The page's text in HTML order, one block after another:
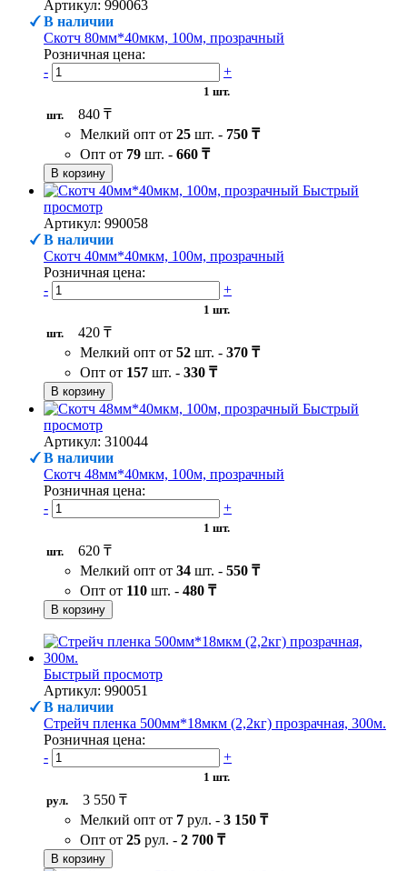
Артикул: 990063
В наличии
Скотч 80мм*40мкм, 100м, прозрачный
Розничная цена:
-
+
1 шт.
шт.
840 ₸
Мелкий опт от 25 шт. - 750 ₸
Опт от 79 шт. - 660 ₸
В корзину
Быстрый
просмотр
Артикул: 990058
В наличии
Скотч 40мм*40мкм, 100м, прозрачный
Розничная цена:
-
+
1 шт.
шт.
420 ₸
Мелкий опт от 52 шт. - 370 ₸
Опт от 157 шт. - 330 ₸
В корзину
Быстрый
просмотр
Артикул: 310044
В наличии
Скотч 48мм*40мкм, 100м, прозрачный
Розничная цена:
-
+
1 шт.
шт.
620 ₸
Мелкий опт от 34 шт. - 550 ₸
Опт от 110 шт. - 480 ₸
В корзину
Быстрый просмотр
Артикул: 990051
В наличии
Стрейч пленка 500мм*18мкм (2,2кг) прозрачная, 300м.
Розничная цена:
-
+
1 шт.
рул.
3 550 ₸
Мелкий опт от 7 рул. - 3 150 ₸
Опт от 25 рул. - 2 700 ₸
В корзину